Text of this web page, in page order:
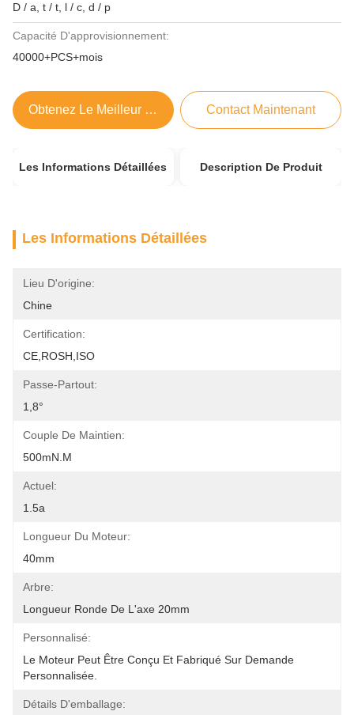
D / a, t / t, l / c, d / p
Capacité D'approvisionnement:
40000+PCS+mois
Obtenez Le Meilleur Prix Contact Maintenant
Les Informations Détaillées Description De Produit
Les Informations Détaillées
Lieu D'origine:
Chine
Certification:
CE,ROSH,ISO
Passe-Partout:
1,8°
Couple De Maintien:
500mN.m
Actuel:
1.5a
Longueur Du Moteur:
40mm
Arbre:
Longueur Ronde De L'axe 20mm
Personnalisé:
Le Moteur Peut Être Conçu Et Fabriqué Sur Demande
Personnalisée.
Détails D'emballage: